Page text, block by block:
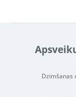
Dzimšanas